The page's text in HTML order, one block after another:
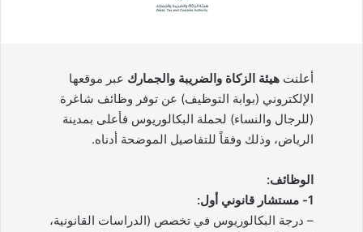
أعلنت هيئة الزكاة والضريبة والجمارك عبر موقعها
الإلكتروني (بوابة التوظيف) عن توفر وظائف شاغرة
(للرجال والنساء) لحملة البكالوريوس فأعلى بمدينة
الرياض، وذلك وفقاً للتفاصيل الموضحة أدناه.
الوظائف:
1- مستشار قانوني أول:
– درجة البكالوريوس في تخصص (الدراسات القانونية،